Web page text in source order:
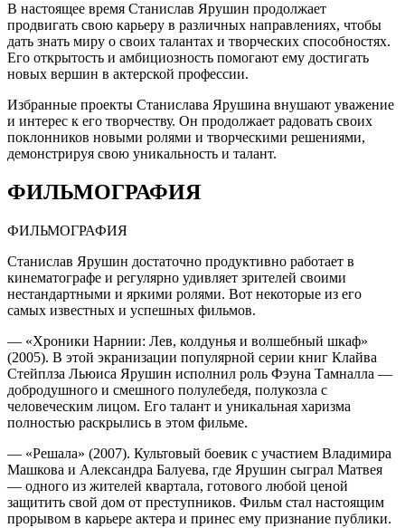
В настоящее время Станислав Ярушин продолжает
продвигать свою карьеру в различных направлениях, чтобы
дать знать миру о своих талантах и творческих способностях.
Его открытость и амбициозность помогают ему достигать
новых вершин в актерской профессии.
Избранные проекты Станислава Ярушина внушают уважение
и интерес к его творчеству. Он продолжает радовать своих
поклонников новыми ролями и творческими решениями,
демонстрируя свою уникальность и талант.
ФИЛЬМОГРАФИЯ
ФИЛЬМОГРАФИЯ
Станислав Ярушин достаточно продуктивно работает в
кинематографе и регулярно удивляет зрителей своими
нестандартными и яркими ролями. Вот некоторые из его
самых известных и успешных фильмов.
— «Хроники Нарнии: Лев, колдунья и волшебный шкаф»
(2005). В этой экранизации популярной серии книг Клайва
Стейплза Льюиса Ярушин исполнил роль Фэуна Тамналла —
добродушного и смешного полулебедя, полукозла с
человеческим лицом. Его талант и уникальная харизма
полностью раскрылись в этом фильме.
— «Решала» (2007). Культовый боевик с участием Владимира
Машкова и Александра Балуева, где Ярушин сыграл Матвея
— одного из жителей квартала, готового любой ценой
защитить свой дом от преступников. Фильм стал настоящим
прорывом в карьере актера и принес ему признание публики.